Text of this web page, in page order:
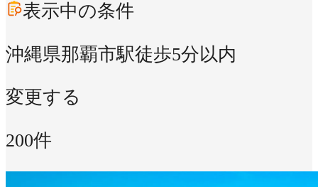
表示中の条件
沖縄県那覇市駅徒歩5分以内
変更する
200件